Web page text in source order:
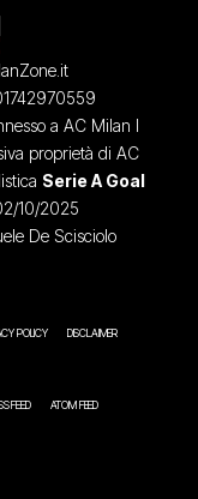
a AC Milan I
proprietà di AC
Serie A Goal
10/2025
De Scisciolo
POLICY DISCLAIMER
FEED ATOM FEED